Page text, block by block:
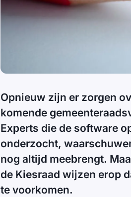
Opnieuw zijn er zorgen
komende
Experts die de software
onderzocht,
nog altijd meebrengt.
de Kiesraad wijzen erop
te voorkomen.